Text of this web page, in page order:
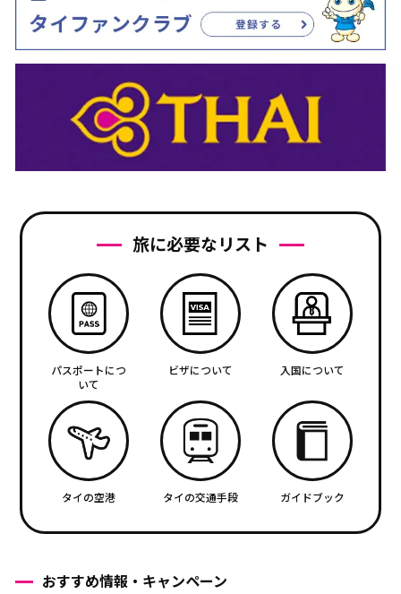
旅に必要なリスト
パスポートにつ
いて
ビザについて 入国について
タイの空港 タイの交通手段 ガイドブック
おすすめ情報・キャンペーン